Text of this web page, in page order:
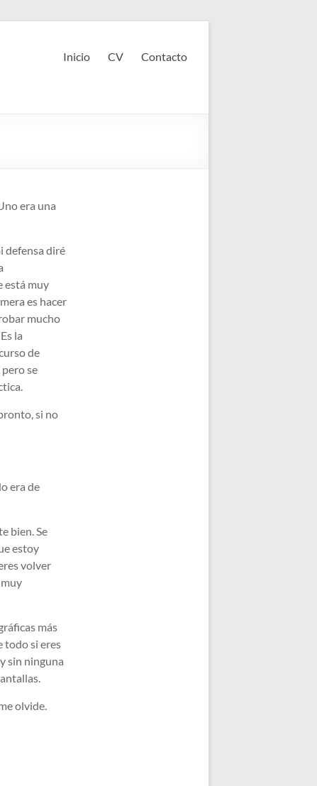
Inicio CV Contacto
era una
defensa diré
está muy
es hacer
mucho
la
de
se
si no
era de
bien. Se
estoy
volver
más
todo si eres
sin ninguna
olvide.